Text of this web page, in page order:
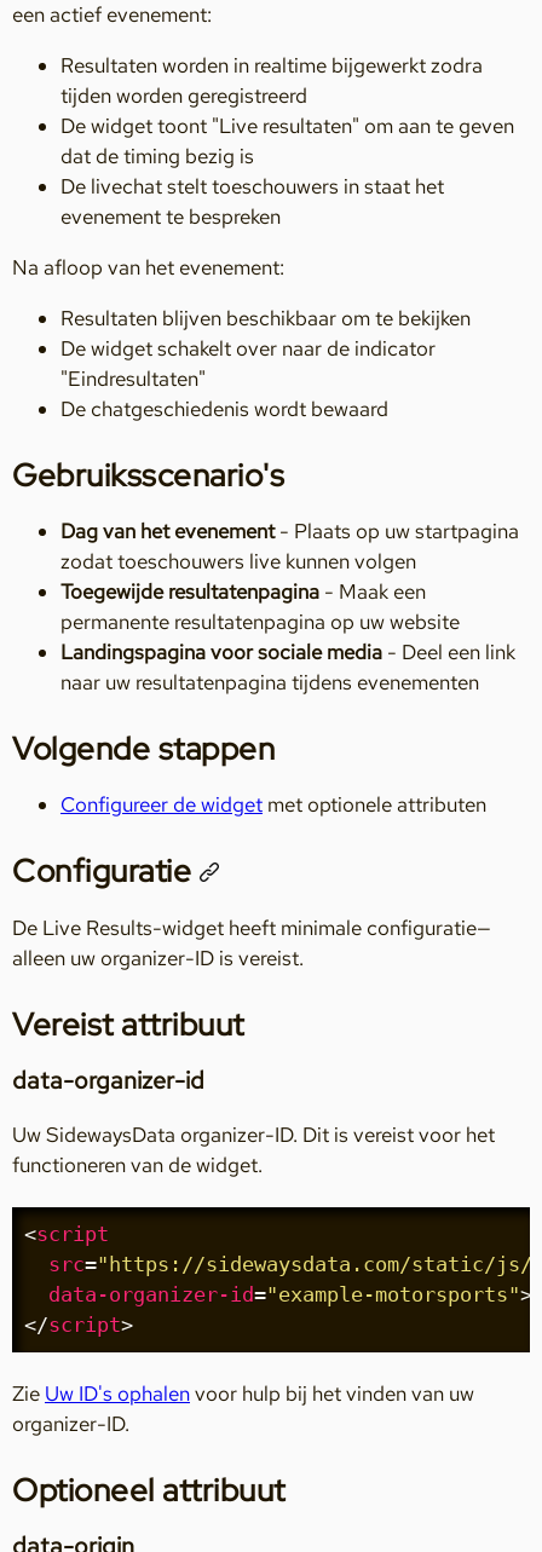
een actief evenement:
Resultaten worden in realtime bijgewerkt zodra
tijden worden geregistreerd
De widget toont "Live resultaten" om aan te geven
dat de timing bezig is
De livechat stelt toeschouwers in staat het
evenement te bespreken
Na afloop van het evenement:
Resultaten blijven beschikbaar om te bekijken
De widget schakelt over naar de indicator
"Eindresultaten"
De chatgeschiedenis wordt bewaard
Gebruiksscenario's
Dag van het evenement- Plaats op uw startpagina
zodat toeschouwers live kunnen volgen
Toegewijde resultatenpagina - Maak een
permanente resultatenpagina op uw website
Landingspagina voor sociale media - Deel een link
naar uw resultatenpagina tijdens evenementen
Volgende stappen
Configureer de widget met optionele attributen
Configuratie
De Live Results-widget heeft minimale configuratie—
alleen uw organizer-ID is vereist.
Vereist attribuut
data-organizer-id
Uw SidewaysData organizer-ID. Dit is vereist voor het
functioneren van de widget.
<script
src="https://sidewaysdata.com/static/js/
data-organizer-id="example-motorsports">
</script>
Zie Uw ID's ophalenvoor hulp bij het vinden van uw
organizer-ID.
Optioneel attribuut
data-origin